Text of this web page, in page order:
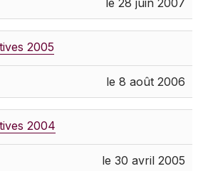
le 28 juin 2007
2005
le 8 août 2006
2004
le 30 avril 2005